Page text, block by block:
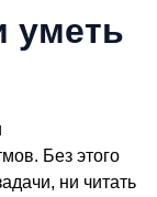
уметь
Без этого
ни читать